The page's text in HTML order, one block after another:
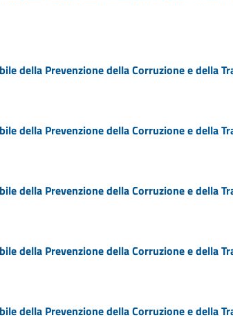
della Prevenzione della Corruzione e della
della Prevenzione della Corruzione e della
della Prevenzione della Corruzione e della
della Prevenzione della Corruzione e della
della Prevenzione della Corruzione e della